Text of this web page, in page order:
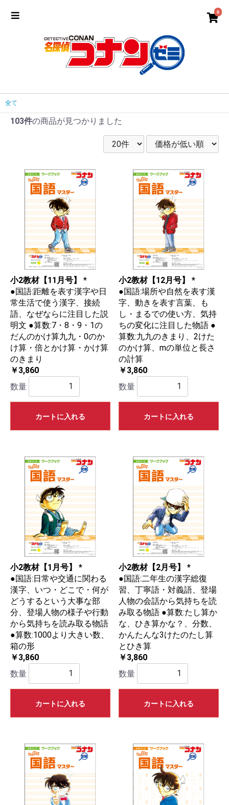
0
全て
103件の商品が見つかりました
小2教材【11月号】 *
●国語:距離を表す漢字や日
常生活で使う漢字、接続
語、なぜならに注目した説
明文 ●算数:7・8・9・1の
だんのかけ算九九・0のか
け算・倍とかけ算・かけ算
のきまり
￥3,860
数量
カートに入れる
小2教材【12月号】 *
●国語:場所や自然を表す漢
字、動きを表す言葉、も
し・まるでの使い方、気持
ちの変化に注目した物語 ●
算数:九九のきまり、2けた
のかけ算、mの単位と長さ
の計算
￥3,860
数量
カートに入れる
小2教材【1月号】 *
●国語:日常や交通に関わる
漢字、いつ・どこで・何が
どうするという大事な部
分、登場人物の様子や行動
から気持ちを読み取る物語
●算数:1000より大きい数、
箱の形
￥3,860
数量
カートに入れる
小2教材【2月号】 *
●国語:二年生の漢字総復
習、丁寧語・対義語、登場
人物の会話から気持ちを読
み取る物語 ●算数:たし算か
な、ひき算かな？、分数、
かんたんな3けたのたし算
とひき算
￥3,860
数量
カートに入れる